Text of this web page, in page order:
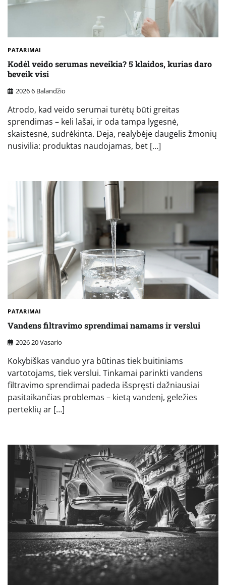
PATARIMAI
Kodėl veido serumas neveikia? 5 klaidos, kurias daro
beveik visi
2026 6 Balandžio
Atrodo, kad veido serumai turėtų būti greitas
sprendimas – keli lašai, ir oda tampa lygesnė,
skaistesnė, sudrėkinta. Deja, realybėje daugelis žmonių
nusivilia: produktas naudojamas, bet […]
PATARIMAI
Vandens filtravimo sprendimai namams ir verslui
2026 20 Vasario
Kokybiškas vanduo yra būtinas tiek buitiniams
vartotojams, tiek verslui. Tinkamai parinkti vandens
filtravimo sprendimai padeda išspręsti dažniausiai
pasitaikančias problemas – kietą vandenį, geležies
perteklių ar […]